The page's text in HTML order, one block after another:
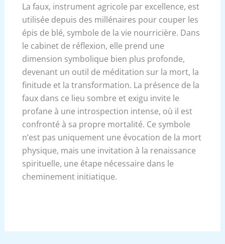
La faux, instrument agricole par excellence, est
utilisée depuis des millénaires pour couper les
épis de blé, symbole de la vie nourricière. Dans
le cabinet de réflexion, elle prend une
dimension symbolique bien plus profonde,
devenant un outil de méditation sur la mort, la
finitude et la transformation. La présence de la
faux dans ce lieu sombre et exigu invite le
profane à une introspection intense, où il est
confronté à sa propre mortalité. Ce symbole
n’est pas uniquement une évocation de la mort
physique, mais une invitation à la renaissance
spirituelle, une étape nécessaire dans le
cheminement initiatique.